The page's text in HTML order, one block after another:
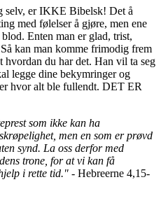
selv, er IKKE Bibelsk! Det å
med følelser å gjøre, men ene
Enten man er glad, trist,
kan man komme frimodig frem
hvordan du har det. Han vil ta seg
legge dine bekymringer og
hvor alt ble fullendt. DET ER
som ikke kan ha
men en som er prøvd
synd. La oss derfor med
trone, for at vi kan få
i rette tid." - Hebreerne 4,15-